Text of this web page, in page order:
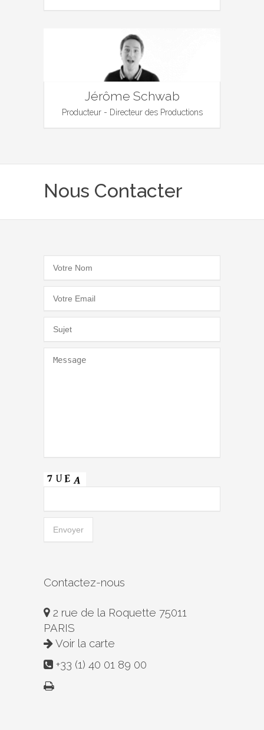
Jérôme Schwab
Producteur - Directeur des Productions
Nous Contacter
Contactez-nous
2 rue de la Roquette 75011
PARIS
Voir la carte
+33 (1) 40 01 89 00